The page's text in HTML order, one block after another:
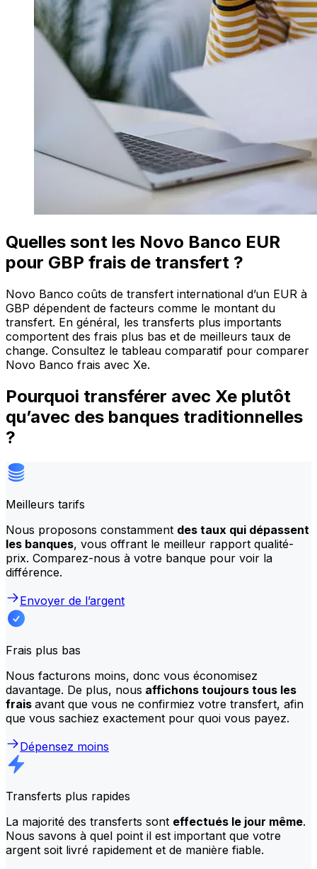
Quelles sont les Novo Banco EUR
pour GBP frais de transfert ?
Novo Banco coûts de transfert international d’un EUR à
GBP dépendent de facteurs comme le montant du
transfert. En général, les transferts plus importants
comportent des frais plus bas et de meilleurs taux de
change. Consultez le tableau comparatif pour comparer
Novo Banco frais avec Xe.
Pourquoi transférer avec Xe plutôt
qu’avec des banques traditionnelles
?
Meilleurs tarifs
Nous proposons constamment des taux qui dépassent
les banques, vous offrant le meilleur rapport qualité-
prix. Comparez-nous à votre banque pour voir la
différence.
Envoyer de l’argent
Frais plus bas
Nous facturons moins, donc vous économisez
davantage. De plus, nous affichons toujours tous les
frais avant que vous ne confirmiez votre transfert, afin
que vous sachiez exactement pour quoi vous payez.
Dépensez moins
Transferts plus rapides
La majorité des transferts sont effectués le jour même.
Nous savons à quel point il est important que votre
argent soit livré rapidement et de manière fiable.